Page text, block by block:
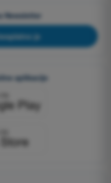
Newsletter
je
aplikacije